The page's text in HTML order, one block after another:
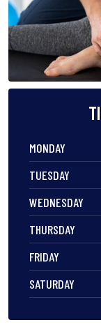
MONDAY
TUESDAY
WEDNESDAY
THURSDAY
FRIDAY
SATURDAY